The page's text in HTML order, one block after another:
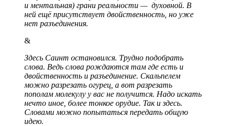
и ментальная) грани реальности — духовной. В
ней ещё присутствует двойственность, но уже
нет разъединения.
&
Здесь Саинт остановился. Трудно подобрать
слова. Ведь слова рождаются там где есть и
двойственность и разъединение. Скальпелем
можно разрезать огурец, а вот разрезать
пополам молекулу у вас не получится. Надо искать
нечто иное, более тонкое орудие. Так и здесь.
Словами можно попытаться передать общую
идею.